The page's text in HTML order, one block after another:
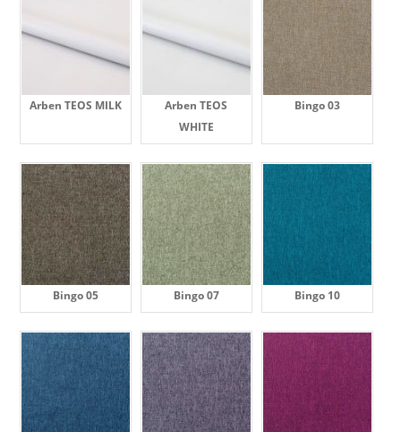
Arben TEOS MILK
Arben TEOS
WHITE
Bingo 03
Bingo 05 Bingo 07 Bingo 10